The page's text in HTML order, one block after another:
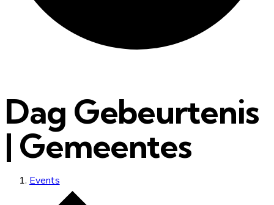
Dag Gebeurtenis
| Gemeentes
Events